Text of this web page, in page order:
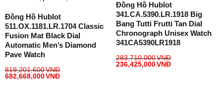
Đồng Hồ Hublot
511.OX.1181.LR.1704 Classic
Fusion Mat Black Dial
Automatic Men’s Diamond
Pave Watch
819,201,600VNĐ
682,668,000VNĐ
Đồng Hồ Hublot
341.CA.5390.LR.1918 Big
Bang Tutti Frutti Tan Dial
Chronograph Unisex Watch
341CA5390LR1918
283,710,000VNĐ
236,425,000VNĐ